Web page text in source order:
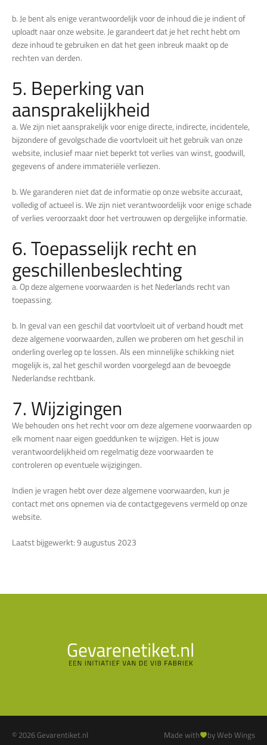
b. Je bent als enige verantwoordelijk voor de inhoud die je indient of
uploadt naar onze website. Je garandeert dat je het recht hebt om
deze inhoud te gebruiken en dat het geen inbreuk maakt op de
rechten van derden.
5. Beperking van
aansprakelijkheid
a. We zijn niet aansprakelijk voor enige directe, indirecte, incidentele,
bijzondere of gevolgschade die voortvloeit uit het gebruik van onze
website, inclusief maar niet beperkt tot verlies van winst, goodwill,
gegevens of andere immateriële verliezen.
b. We garanderen niet dat de informatie op onze website accuraat,
volledig of actueel is. We zijn niet verantwoordelijk voor enige schade
of verlies veroorzaakt door het vertrouwen op dergelijke informatie.
6. Toepasselijk recht en
geschillenbeslechting
a. Op deze algemene voorwaarden is het Nederlands recht van
toepassing.
b. In geval van een geschil dat voortvloeit uit of verband houdt met
deze algemene voorwaarden, zullen we proberen om het geschil in
onderling overleg op te lossen. Als een minnelijke schikking niet
mogelijk is, zal het geschil worden voorgelegd aan de bevoegde
Nederlandse rechtbank.
7. Wijzigingen
We behouden ons het recht voor om deze algemene voorwaarden op
elk moment naar eigen goeddunken te wijzigen. Het is jouw
verantwoordelijkheid om regelmatig deze voorwaarden te
controleren op eventuele wijzigingen.
Indien je vragen hebt over deze algemene voorwaarden, kun je
contact met ons opnemen via de contactgegevens vermeld op onze
website.
Laatst bijgewerkt: 9 augustus 2023
© 2026 Gevarentiket.nl Made with by Web Wings